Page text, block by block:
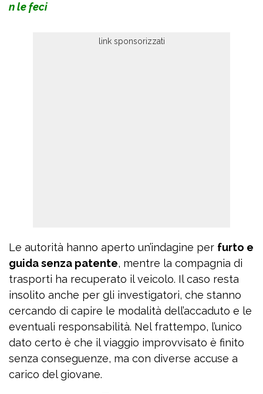
n le feci
Le autorità hanno aperto un’indagine per furto e
guida senza patente, mentre la compagnia di
trasporti ha recuperato il veicolo. Il caso resta
insolito anche per gli investigatori, che stanno
cercando di capire le modalità dell’accaduto e le
eventuali responsabilità. Nel frattempo, l’unico
dato certo è che il viaggio improvvisato è finito
senza conseguenze, ma con diverse accuse a
carico del giovane.